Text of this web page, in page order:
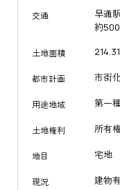
交通
早通
約
土地面積
都市計画 市街
用途地域 第一
土地権利 所有
地目 宅地
現況 建物